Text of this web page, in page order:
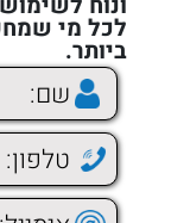
לכל מי
ביותר.